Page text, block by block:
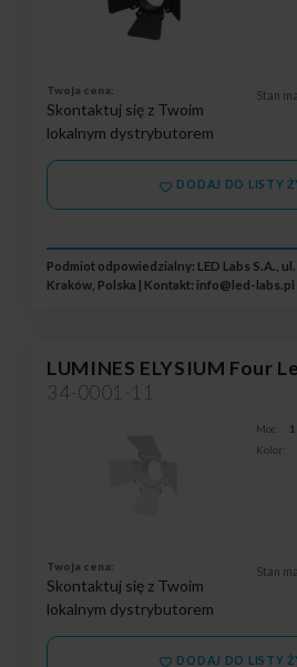
Twoja cena:
Skontaktuj się z Twoim
lokalnym dystrybutorem
Stan
DODAJ DO LISTY
Podmiot odpowiedzialny: LED Labs S.A.,
Kraków, Polska | Kontakt: info@led-labs.pl
LUMINES ELYSIUM Four
34-0001-11
Moc:
Kolor:
Twoja cena:
Skontaktuj się z Twoim
lokalnym dystrybutorem
Stan
DODAJ DO LISTY